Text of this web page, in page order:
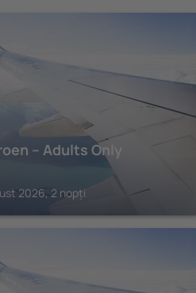
– Adults Only
2026, 2 nopți